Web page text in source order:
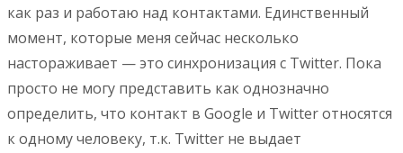
как раз и работаю над контактами. Единственный
момент, которые меня сейчас несколько
настораживает — это синхронизация с Twitter. Пока
просто не могу представить как однозначно
определить, что контакт в Google и Twitter относятся
к одному человеку, т.к. Twitter не выдает